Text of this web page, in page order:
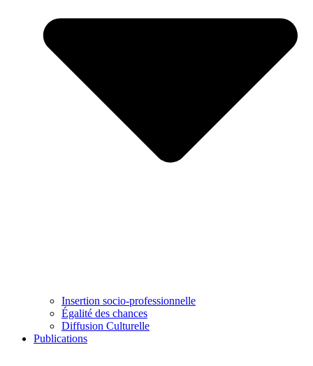
Insertion socio-professionnelle
Égalité des chances
Diffusion Culturelle
Publications